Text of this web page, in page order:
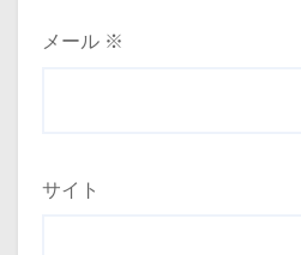
メール ※
サイト